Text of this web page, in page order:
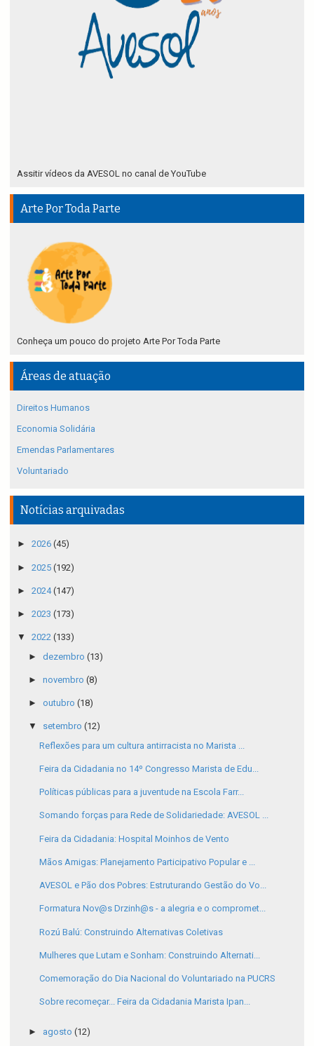
Assitir vídeos da AVESOL no canal de YouTube
Arte Por Toda Parte
Conheça um pouco do projeto Arte Por Toda Parte
Áreas de atuação
Direitos Humanos
Economia Solidária
Emendas Parlamentares
Voluntariado
Notícias arquivadas
► 2026 (45)
► 2025 (192)
► 2024(147)
► 2023 (173)
▼ 2022 (133)
► dezembro (13)
► novembro (8)
► outubro (18)
▼ setembro (12)
Reflexões para um cultura antirracista no Marista ...
Feira da Cidadania no 14º Congresso Marista de Edu...
Políticas públicas para a juventude na Escola Farr...
Somando forças para Rede de Solidariedade: AVESOL ...
Feira da Cidadania: Hospital Moinhos de Vento
Mãos Amigas: Planejamento Participativo Popular e ...
AVESOL e Pão dos Pobres: Estruturando Gestão do Vo...
Formatura Nov@s Drzinh@s - a alegria e o compromet...
Rozú Balú: Construindo Alternativas Coletivas
Mulheres que Lutam e Sonham: Construindo Alternati...
Comemoração do Dia Nacional do Voluntariado na PUCRS
Sobre recomeçar... Feira da Cidadania Marista Ipan...
► agosto (12)